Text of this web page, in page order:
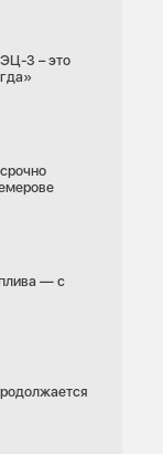
3 – это
— с